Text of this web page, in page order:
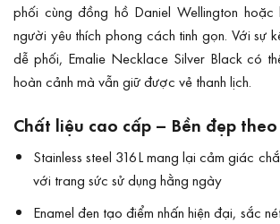
phối cùng đồng hồ Daniel Wellington
người yêu thích phong cách tinh gọn. Với sự
dễ phối, Emalie Necklace Silver Black có
hoàn cảnh mà vẫn giữ được vẻ thanh lịch.
Chất liệu cao cấp – Bền đẹp
Stainless steel 316L mang lại cảm giác
với trang sức sử dụng hằng ngày
Enamel đen tạo điểm nhấn hiện đại, sắc